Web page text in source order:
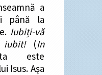
a
până la
Iubiți-vă
(In
este
Isus. Așa